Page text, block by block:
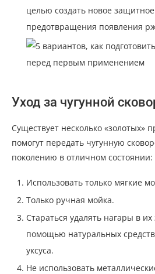
целью создать новое
предотвращения появления
Уход за чугунной
Существует несколько «золотых»
помогут передать чугунную
поколению в отличном состоянии:
Использовать только мягкие
Только ручная мойка.
Стараться удалять нагары в
помощью натуральных
уксуса.
Не использовать